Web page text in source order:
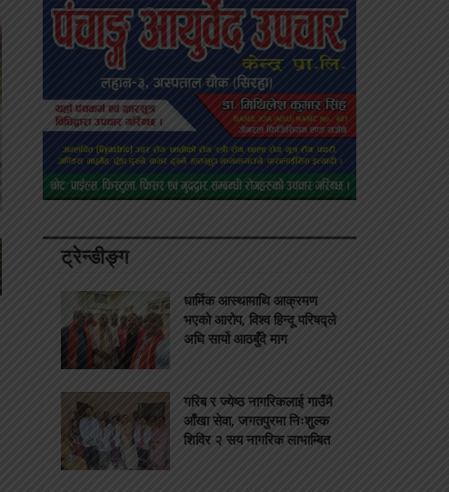
ट्रेन्डीङ्ग
धार्मिक आस्थामाथि आक्रमण
भएको आरोप, विश्व हिन्दू परिषद्ले
अघि सार्यो आठबुँदे माग
गरिब र ज्येष्ठ नागरिकलाई गाउँमै
आँखा सेवा, जगतपुरमा निःशुल्क
शिविर २ सय नागरिक लाभाम्बित